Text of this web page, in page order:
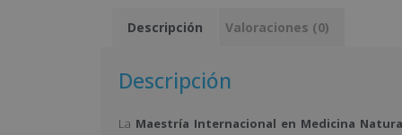
Descripción Valoraciones (0)
Descripción
La Maestría Internacional en Medicina